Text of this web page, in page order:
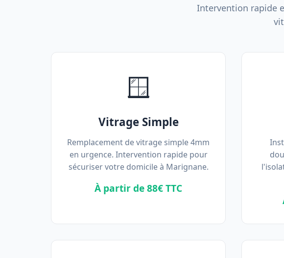
Intervention rapide
🪟
Vitrage Simple
Remplacement de vitrage simple 4mm
en urgence. Intervention rapide pour
sécuriser votre domicile à Marignane.
À partir de 88€ TTC